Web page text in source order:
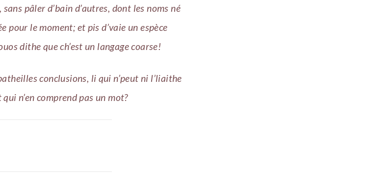
pâler d’bain d’autres, dont les noms né
pour le moment; et pis d’vaie un espèce
dithe que ch’est un langage coarse!
conclusions, li qui n’peut ni l’liaithe
qui n’en comprend pas un mot?